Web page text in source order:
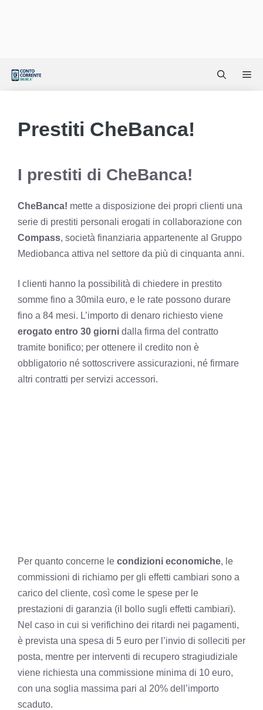
Prestiti CheBanca!
I prestiti di CheBanca!
CheBanca! mette a disposizione dei propri clienti una
serie di prestiti personali erogati in collaborazione con
Compass, società finanziaria appartenente al Gruppo
Mediobanca attiva nel settore da più di cinquanta anni.
I clienti hanno la possibilità di chiedere in prestito
somme fino a 30mila euro, e le rate possono durare
fino a 84 mesi. L’importo di denaro richiesto viene
erogato entro 30 giorni dalla firma del contratto
tramite bonifico; per ottenere il credito non è
obbligatorio né sottoscrivere assicurazioni, né firmare
altri contratti per servizi accessori.
Per quanto concerne le condizioni economiche, le
commissioni di richiamo per gli effetti cambiari sono a
carico del cliente, così come le spese per le
prestazioni di garanzia (il bollo sugli effetti cambiari).
Nel caso in cui si verifichino dei ritardi nei pagamenti,
è prevista una spesa di 5 euro per l’invio di solleciti per
posta, mentre per interventi di recupero stragiudiziale
viene richiesta una commissione minima di 10 euro,
con una soglia massima pari al 20% dell’importo
scaduto.